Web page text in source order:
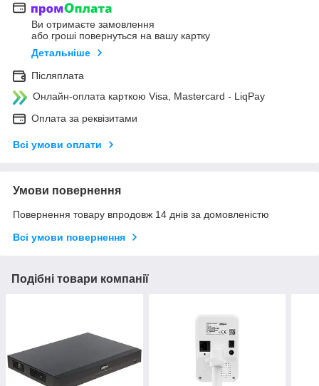
Ви отримаєте замовлення
або гроші повернуться на вашу картку
Детальніше
Післяплата
Онлайн-оплата карткою Visa, Mastercard - LiqPay
Оплата за реквізитами
Всі умови оплати
Умови повернення
Повернення товару впродовж 14 днів за домовленістю
Всі умови повернення
Подібні товари компанії